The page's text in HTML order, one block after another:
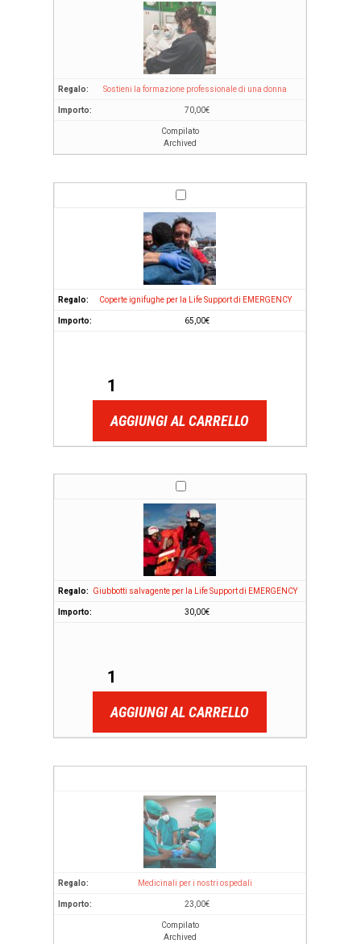
Sostieni la formazione professionale di una donna
70,00€
Compilato
Archived
Coperte ignifughe per la Life Support di EMERGENCY
65,00€
AGGIUNGI AL CARRELLO
Giubbotti salvagente per la Life Support di EMERGENCY
30,00€
AGGIUNGI AL CARRELLO
Medicinali per i nostri ospedali
23,00€
Compilato
Archived